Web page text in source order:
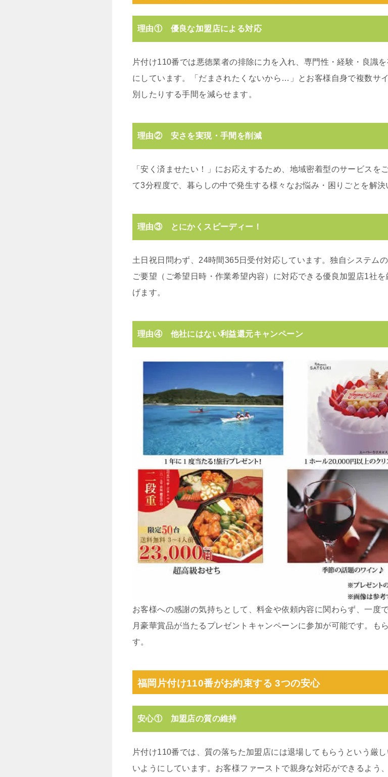
理由① 優良な加盟店による対応
片付け110番では悪徳業者の排除に力を入れ、専門性・経験・良識
にしています。「だまされたくないから…」とお客様自身で複数サ
別したりする手間を減らせます。
理由② 安さを実現・手間を削減
「安く済ませたい！」にお応えするため、地域密着型のサービスを
て3分程度で、暮らしの中で発生する様々なお悩み・困りごとを解決
理由③ とにかくスピーディー！
土日祝日問わず、24時間365日受付対応しています。独自システム
ご要望（ご希望日時・作業希望内容）に対応できる優良加盟店1社
げます。
理由④ 他社にはない利益還元キャンペーン
お客様への感謝の気持ちとして、料金や依頼内容に関わらず、一度
月豪華賞品が当たるプレゼントキャンペーンに参加が可能です。も
す。
福岡片付け110番がお約束する 3つの安心
安心① 加盟店の質の維持
片付け110番では、質の落ちた加盟店には退場してもらうという厳
いようにしています。お客様ファーストで親身な対応ができるよう